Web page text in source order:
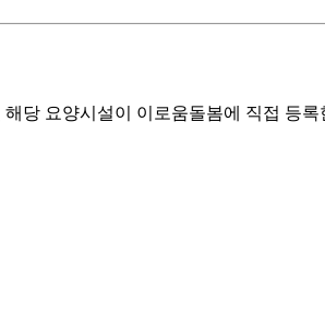
당 요양시설이 이로움돌봄에 직접 등